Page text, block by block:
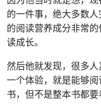
的一件事，绝大多数
的阅读营养成分非常
读成长。
然后他就发现，很多
一个体验，就是能够
书，但不是整本书都要